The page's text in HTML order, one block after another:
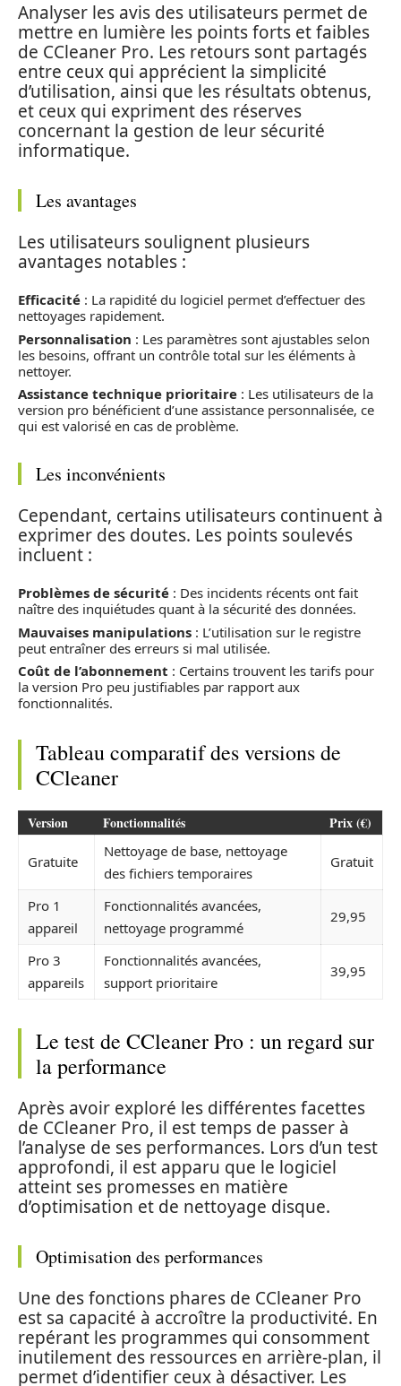
Analyser les avis des utilisateurs permet de
mettre en lumière les points forts et faibles
de CCleaner Pro. Les retours sont partagés
entre ceux qui apprécient la simplicité
d’utilisation, ainsi que les résultats obtenus,
et ceux qui expriment des réserves
concernant la gestion de leur sécurité
informatique.
Les avantages
Les utilisateurs soulignent plusieurs
avantages notables :
Efficacité : La rapidité du logiciel permet d’effectuer des
nettoyages rapidement.
Personnalisation : Les paramètres sont ajustables selon
les besoins, offrant un contrôle total sur les éléments à
nettoyer.
Assistance technique prioritaire : Les utilisateurs de la
version pro bénéficient d’une assistance personnalisée, ce
qui est valorisé en cas de problème.
Les inconvénients
Cependant, certains utilisateurs continuent à
exprimer des doutes. Les points soulevés
incluent :
Problèmes de sécurité : Des incidents récents ont fait
naître des inquiétudes quant à la sécurité des données.
Mauvaises manipulations : L’utilisation sur le registre
peut entraîner des erreurs si mal utilisée.
Coût de l’abonnement : Certains trouvent les tarifs pour
la version Pro peu justifiables par rapport aux
fonctionnalités.
Tableau comparatif des versions de
CCleaner
Version Fonctionnalités Prix (€)
Gratuite
Nettoyage de base, nettoyage
des fichiers temporaires
Gratuit
Pro 1
appareil
Fonctionnalités avancées,
nettoyage programmé
29,95
Pro 3
appareils
Fonctionnalités avancées,
support prioritaire
39,95
Le test de CCleaner Pro : un regard sur
la performance
Après avoir exploré les différentes facettes
de CCleaner Pro, il est temps de passer à
l’analyse de ses performances. Lors d’un test
approfondi, il est apparu que le logiciel
atteint ses promesses en matière
d’optimisation et de nettoyage disque.
Optimisation des performances
Une des fonctions phares de CCleaner Pro
est sa capacité à accroître la productivité. En
repérant les programmes qui consomment
inutilement des ressources en arrière-plan, il
permet d’identifier ceux à désactiver. Les